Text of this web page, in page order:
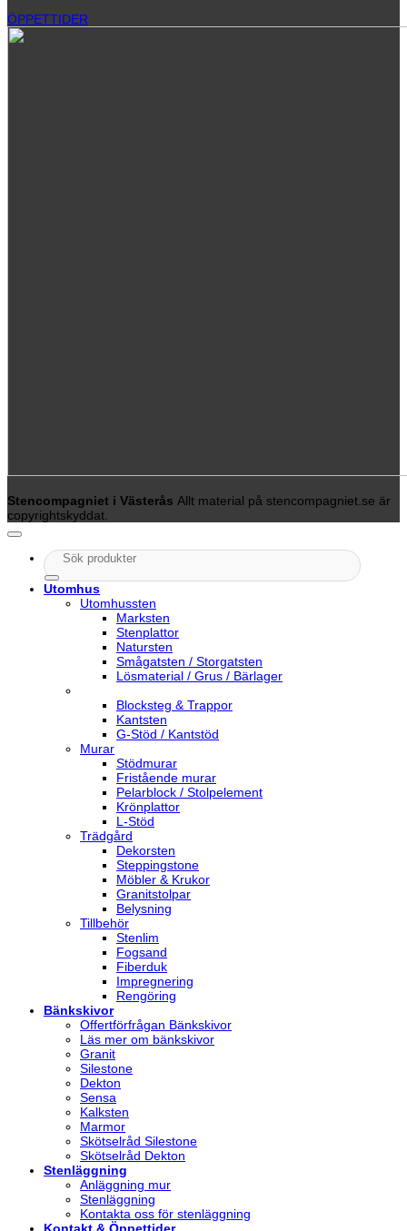
ÖPPETTIDER
Stencompagniet i Västerås Allt material på stencompagniet.se är
copyrightskyddat.
Sök
efter:
Utomhus
Utomhussten
Marksten
Stenplattor
Natursten
Smågatsten / Storgatsten
Lösmaterial / Grus / Bärlager
Blocksteg & Trappor
Kantsten
G-Stöd / Kantstöd
Murar
Stödmurar
Fristående murar
Pelarblock / Stolpelement
Krönplattor
L-Stöd
Trädgård
Dekorsten
Steppingstone
Möbler & Krukor
Granitstolpar
Belysning
Tillbehör
Stenlim
Fogsand
Fiberduk
Impregnering
Rengöring
Bänkskivor
Offertförfrågan Bänkskivor
Läs mer om bänkskivor
Granit
Silestone
Dekton
Sensa
Kalksten
Marmor
Skötselråd Silestone
Skötselråd Dekton
Stenläggning
Anläggning mur
Stenläggning
Kontakta oss för stenläggning